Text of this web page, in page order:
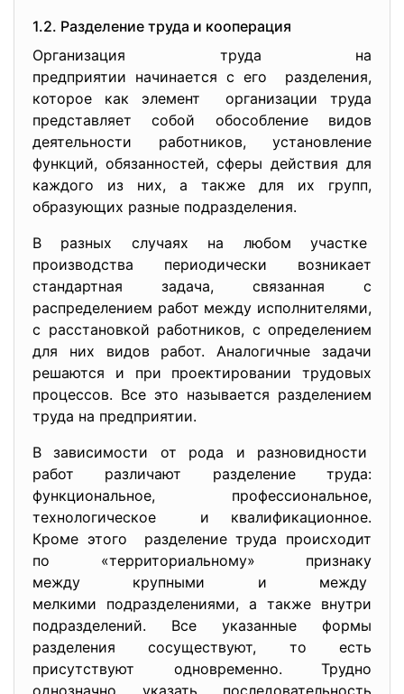
1.2. Разделение труда и кооперация
Организация труда на
предприятии начинается с его разделения,
которое как элемент организации труда
представляет собой обособление видов
деятельности работников, установление
функций, обязанностей, сферы действия для
каждого из них, а также для их групп,
образующих разные подразделения.
В разных случаях на любом участке
производства периодически возникает
стандартная задача, связанная с
распределением работ между исполнителями,
с расстановкой работников, с определением
для них видов работ. Аналогичные задачи
решаются и при проектировании трудовых
процессов. Все это называется разделением
труда на предприятии.
В зависимости от рода и разновидности
работ различают разделение труда:
функциональное, профессиональное,
технологическое и квалификационное.
Кроме этого разделение труда происходит
по «территориальному» признаку
между крупными и между
мелкими подразделениями, а также внутри
подразделений. Все указанные формы
разделения сосуществуют, то есть
присутствуют одновременно. Трудно
однозначно указать последовательность